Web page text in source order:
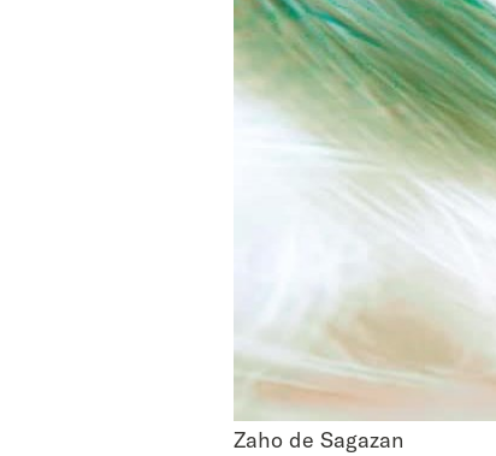
Zaho de Sagazan
Zaho de Sagazan